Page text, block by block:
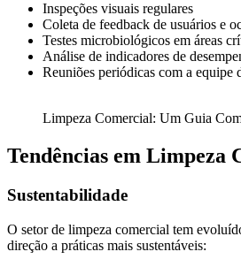
Inspeções visuais regulares
Coleta de feedback de usuários e
Testes microbiológicos em áreas
Análise de indicadores de
Reuniões periódicas com a equipe
Limpeza Comercial: Um Guia
Tendências em Limpeza
Sustentabilidade
O setor de limpeza comercial tem
direção a práticas mais sustentáveis: